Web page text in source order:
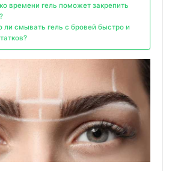
времени гель поможет закрепить
ли смывать гель с бровей быстро и